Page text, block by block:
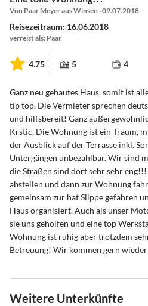
Von Paar Meyer aus Winsen · 09.07.2018
Reisezeitraum: 16.06.2018
verreist als: Paar
4.75 5 4
Ganz neu gebautes Haus, somit ist
tip top. Die Vermieter sprechen
und hilfsbereit! Ganz
Krstic. Die Wohnung ist ein Traum,
der Ausblick auf der Terrasse inkl.
Untergängen unbezahlbar. Wir sind
die Straßen sind dort sehr sehr
abstellen und dann zur Wohnung
gemeinsam zur hat Slippe gefahren
Haus organisiert. Auch als unser
sie uns geholfen und eine top
Wohnung ist ruhig aber trotzdem
Betreuung! Wir kommen gern
Weitere Unterkünfte